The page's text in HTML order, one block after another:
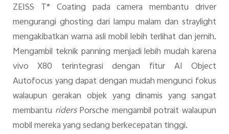
ZEISS T* Coating pada camera membantu driver
mengurangi ghosting dari lampu malam dan straylight
mengakibatkan warna asli mobil lebih terlihat dan jernih.
Mengambil teknik panning menjadi lebih mudah karena
vivo X80 terintegrasi dengan fitur AI Object
Autofocus yang dapat dengan mudah mengunci fokus
walaupun gerakan objek yang dinamis yang sangat
membantu ridersPorsche mengambil potrait walaupun
mobil mereka yang sedang berkecepatan tinggi.